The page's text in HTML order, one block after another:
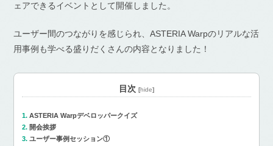
ェアできるイベントとして開催しました。
ユーザー間のつながりを感じられ、ASTERIA Warpのリアルな活
用事例も学べる盛りだくさんの内容となりました！
目次 [hide]
ASTERIA Warpデベロッパークイズ
開会挨拶
ユーザー事例セッション①